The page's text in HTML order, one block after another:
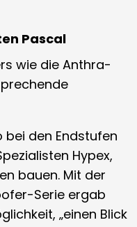
Pascal
wie die Anthra-
bei den Endstufen
Hypex,
bauen. Mit der
Serie ergab
„einen Blick